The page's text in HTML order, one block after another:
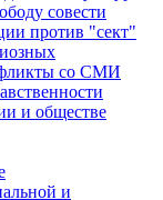
совести
против "сект"
со СМИ
и обществе
и